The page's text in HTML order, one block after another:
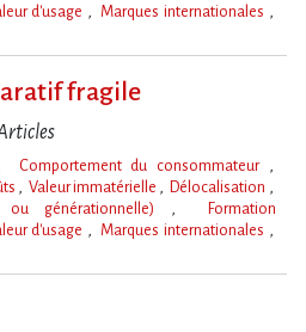
d'usage
Marques internationales
fragile
Comportement du consommateur
Valeur immatérielle
Délocalisation
ou générationnelle)
Formation
d'usage
Marques internationales